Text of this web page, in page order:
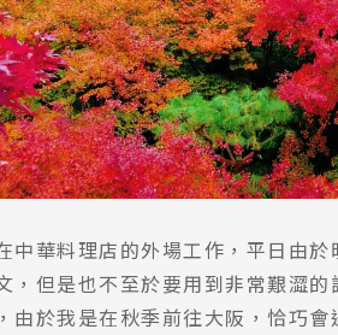
中華料理店的外場工作，平日由
，但是也不至於要用到非常艱澀
由於我是在秋季前往大阪，恰巧